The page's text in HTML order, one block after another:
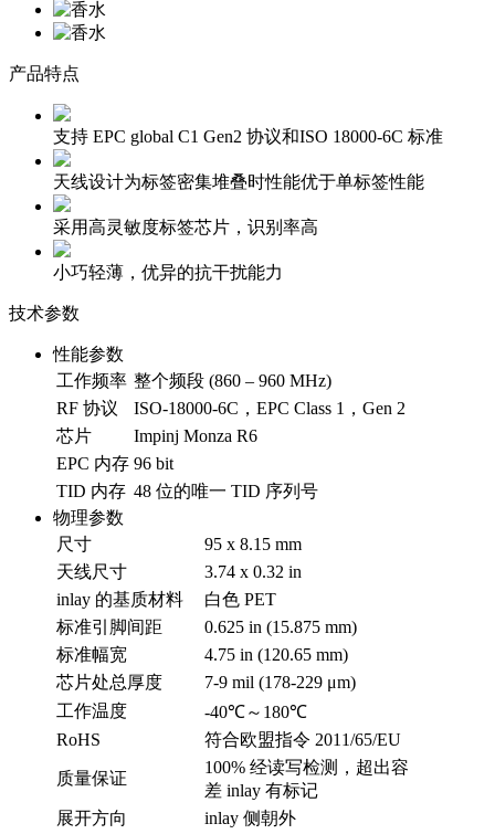
产品特点
支持 EPC global C1 Gen2 协议和ISO 18000-6C 标准
天线设计为标签密集堆叠时性能优于单标签性能
采用高灵敏度标签芯片，识别率高
小巧轻薄，优异的抗干扰能力
技术参数
性能参数
工作频率 整个频段 (860 – 960 MHz)
RF 协议
ISO-18000-6C，EPC Class 1，Gen 2
芯片
Impinj Monza R6
EPC 内存 96 bit
TID 内存 48 位的唯一 TID 序列号
物理参数
尺寸
95 x 8.15 mm
天线尺寸
3.74 x 0.32 in
inlay 的基质材料
白色 PET
标准引脚间距
0.625 in (15.875 mm)
标准幅宽
4.75 in (120.65 mm)
芯片处总厚度
7-9 mil (178-229 μm)
工作温度
-40℃～180℃
RoHS
符合欧盟指令 2011/65/EU
质量保证
100% 经读写检测，超出容
差 inlay 有标记
展开方向
inlay 侧朝外